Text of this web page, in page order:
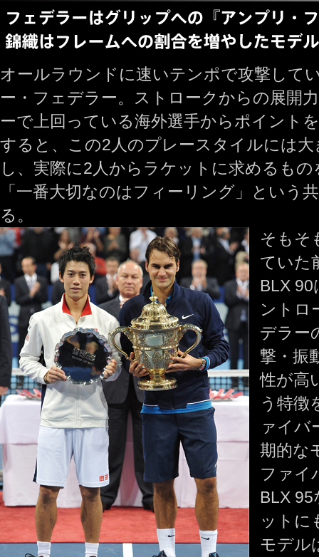
オールラウンドに速いテンポで攻撃して
ー・フェデラー。ストロークからの展開
ーで上回っている海外選手からポイント
すると、この2人のプレースタイルには
し、実際に2人からラケットに求めるも
「一番大切なのはフィーリング」という
る。
そもそ
ていた
BLX
ントロ
デラー
撃・振
性が高
う特徴
ァイバ
期的な
ファイ
BLX
ットに
モデル